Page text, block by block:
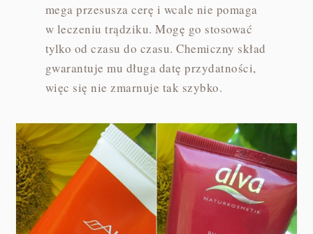
mega przesusza cerę i wcale nie pomaga
w leczeniu trądziku. Mogę go stosować
tylko od czasu do czasu. Chemiczny skład
gwarantuje mu długa datę przydatności,
więc się nie zmarnuje tak szybko.